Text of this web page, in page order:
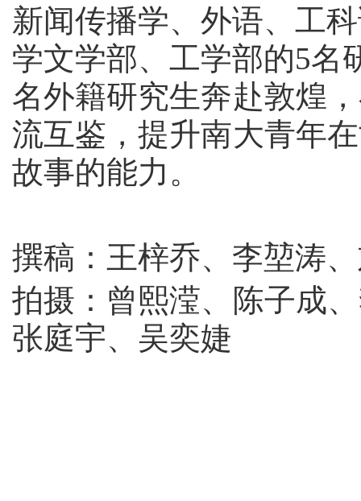
新闻传播学、外语、工
学文学部、工学部的5名
名外籍研究生奔赴敦煌
流互鉴，提升南大青年
故事的能力。
撰稿：王梓乔、李堃涛
拍摄：曾熙滢、陈子成
张庭宇、吴奕婕